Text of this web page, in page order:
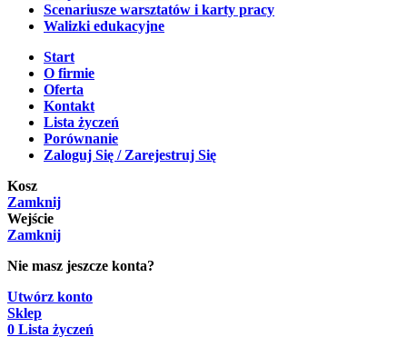
Scenariusze warsztatów i karty pracy
Walizki edukacyjne
Start
O firmie
Oferta
Kontakt
Lista życzeń
Porównanie
Zaloguj Się / Zarejestruj Się
Kosz
Zamknij
Wejście
Zamknij
Nie masz jeszcze konta?
Utwórz konto
Sklep
0 Lista życzeń